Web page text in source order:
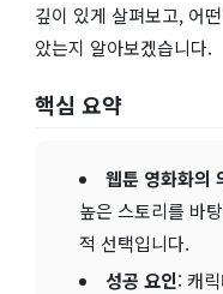
깊이 있게 살펴보고, 어
았는지 알아보겠습니다.
핵심 요약
웹툰 영화화의
높은 스토리를 바
적 선택입니다.
성공 요인: 캐